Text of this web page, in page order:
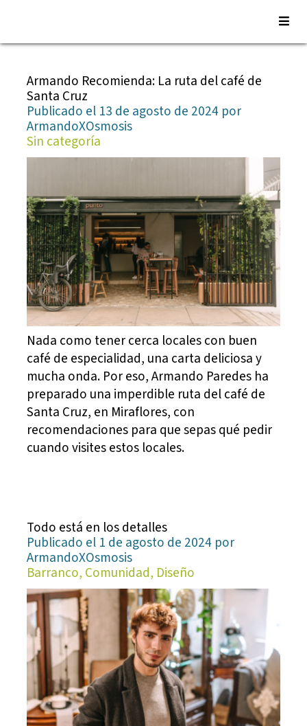
Saltar
contenidoArmando Recomienda: La ruta del café de
Santa Cruz
Publicado el 13 de agosto de 2024 por
ArmandoXOsmosis
Sin categoría
Nada como tener cerca locales con buen
café de especialidad, una carta deliciosa y
mucha onda. Por eso, Armando Paredes ha
preparado una imperdible ruta del café de
Santa Cruz, en Miraflores, con
recomendaciones para que sepas qué pedir
cuando visites estos locales.
Todo está en los detalles
Publicado el 1 de agosto de 2024 por
ArmandoXOsmosis
Barranco, Comunidad, Diseño